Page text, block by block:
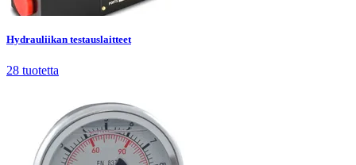
Hydrauliikan testauslaitteet28
Hydrauliikan testauslaitteet
28 tuotetta